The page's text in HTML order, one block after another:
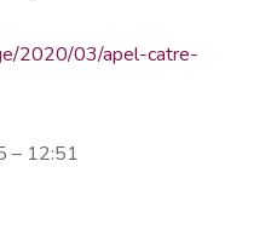
2020/03/apel-catre-
– 12:51